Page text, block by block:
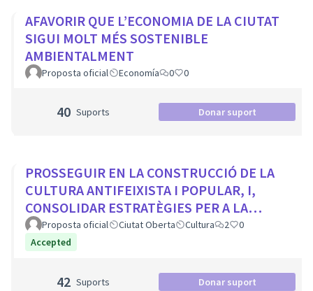
AFAVORIR QUE L’ECONOMIA DE LA CIUTAT
SIGUI MOLT MÉS SOSTENIBLE
AMBIENTALMENT
Proposta oficial Economía 0 0
40 Suports Donar suport
PROSSEGUIR EN LA CONSTRUCCIÓ DE LA
CULTURA ANTIFEIXISTA I POPULAR, I,
CONSOLIDAR ESTRATÈGIES PER A LA
VISIBILITZACIÓ DE LA MEMÒRIA
DEMOCRÀTICA CIUTADA
Proposta oficial Ciutat Oberta Cultura 2
0
Accepted
42 Suports Donar suport